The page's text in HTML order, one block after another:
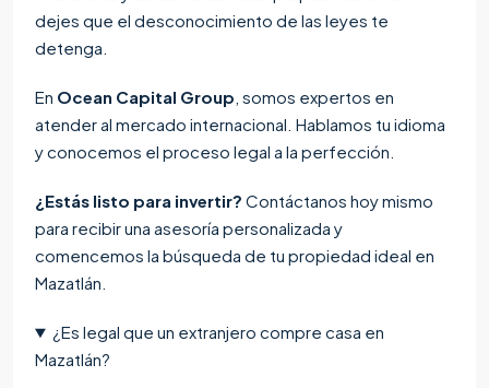
dejes que el desconocimiento de las leyes te
detenga.
En Ocean Capital Group , somos expertos en
atender al mercado internacional. Hablamos tu idioma
y conocemos el proceso legal a la perfección.
¿Estás listo para invertir? Contáctanos hoy mismo
para recibir una asesoría personalizada y
comencemos la búsqueda de tu propiedad ideal en
Mazatlán.
¿Es legal que un extranjero compre casa en
Mazatlán?